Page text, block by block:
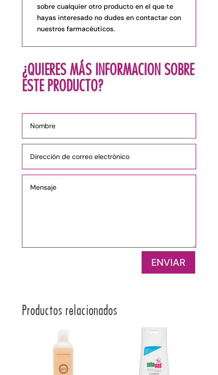
sobre cualquier otro producto en el que te
hayas interesado no dudes en contactarcon
nuestros farmacéuticos.
¿QUIERES MÁS INFORMACION SOBRE
ESTE PRODUCTO?
ENVIAR
Productos relacionados